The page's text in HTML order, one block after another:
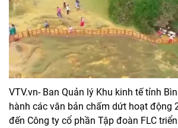
VTV.vn- Ban Quản lý Khu kinh tế tỉnh
hành các văn bản chấm dứt hoạt động
đến Công ty cổ phần Tập đoàn FLC